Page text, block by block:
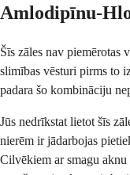
Amlodipīnu-
Šīs zāles nav piemērotas
slimības vēsturi pirms to
padara šo kombināciju
Jūs nedrīkstat lietot šīs
nierēm ir jādarbojas
Cilvēkiem ar smagu